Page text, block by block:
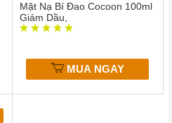
Mặt Nạ Bí Đao Cocoon 100ml
Giảm Dầu,
MUA NGAY